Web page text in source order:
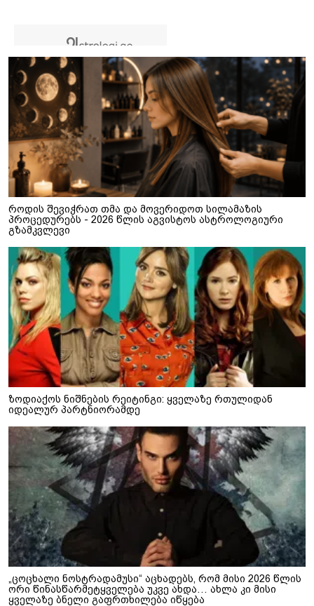
როდის შევიჭრათ თმა და მოვერიდოთ სილამაზის
პროცედურებს - 2026 წლის აგვისტოს ასტროლოგიური
გზამკვლევი
ზოდიაქოს ნიშნების რეიტინგი: ყველაზე რთულიდან
იდეალურ პარტნიორამდე
„ცოცხალი ნოსტრადამუსი“ აცხადებს, რომ მისი 2026 წლის
ორი წინასწარმეტყველება უკვე ახდა… ახლა კი მისი
ყველაზე ბნელი გაფრთხილება იწყება